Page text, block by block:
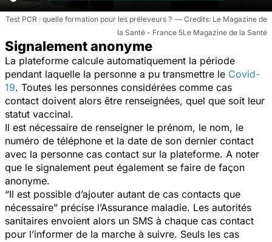
Test PCR : quelle formation pour les préleveurs ?
Le Magazine de
la Santé - France 5Le Magazine de la Santé
Signalement anonyme
La plateforme calcule automatiquement la période
pendant laquelle la personne a pu transmettre le Covid-
19. Toutes les personnes considérées comme cas
contact doivent alors être renseignées, quel que soit leur
statut vaccinal.
Il est nécessaire de renseigner le prénom, le nom, le
numéro de téléphone et la date de son dernier contact
avec la personne cas contact sur la plateforme. A noter
que le signalement peut également se faire de façon
anonyme.
“Il est possible d’ajouter autant de cas contacts que
nécessaire” précise l’Assurance maladie. Les autorités
sanitaires envoient alors un SMS à chaque cas contact
pour l’informer de la marche à suivre. Seuls les cas